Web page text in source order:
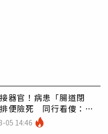
器官！病患「腸道閉
便險死 同行看傻：糟
05 14:46